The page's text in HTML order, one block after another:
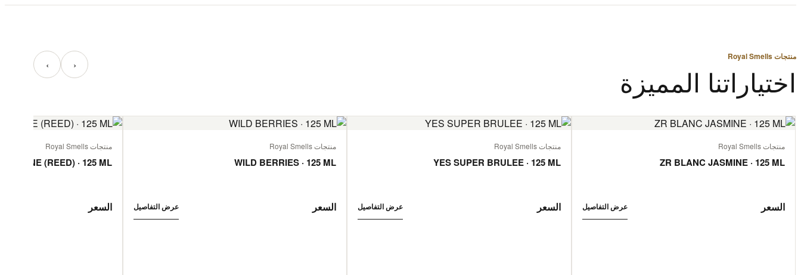
منتجات Royal Smells
اختياراتنا المميزة ‹ ›
منتجات Royal Smells
ZR BLANC JASMINE · 125 ML
السعر عرض التفاصيل
منتجات Royal Smells
YES SUPER BRULEE · 125 ML
السعر عرض التفاصيل
منتجات Royal Smells
WILD BERRIES · 125 ML
السعر عرض التفاصيل
منتجات Royal Smells
(REED) · 125 ML
السعر